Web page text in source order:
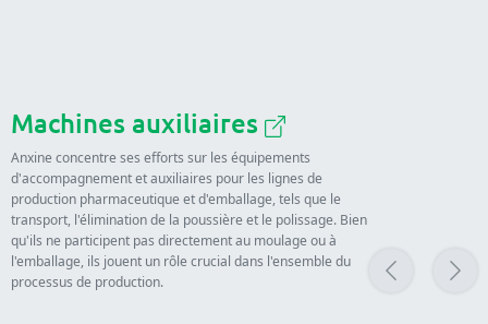
Machines auxiliaires
Anxine concentre ses efforts sur les équipements
d'accompagnement et auxiliaires pour les lignes de
production pharmaceutique et d'emballage, tels que le
transport, l'élimination de la poussière et le polissage. Bien
qu'ils ne participent pas directement au moulage ou à
l'emballage, ils jouent un rôle crucial dans l'ensemble du
processus de production.